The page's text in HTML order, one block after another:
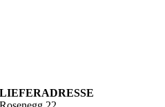
LIEFERADRESSE